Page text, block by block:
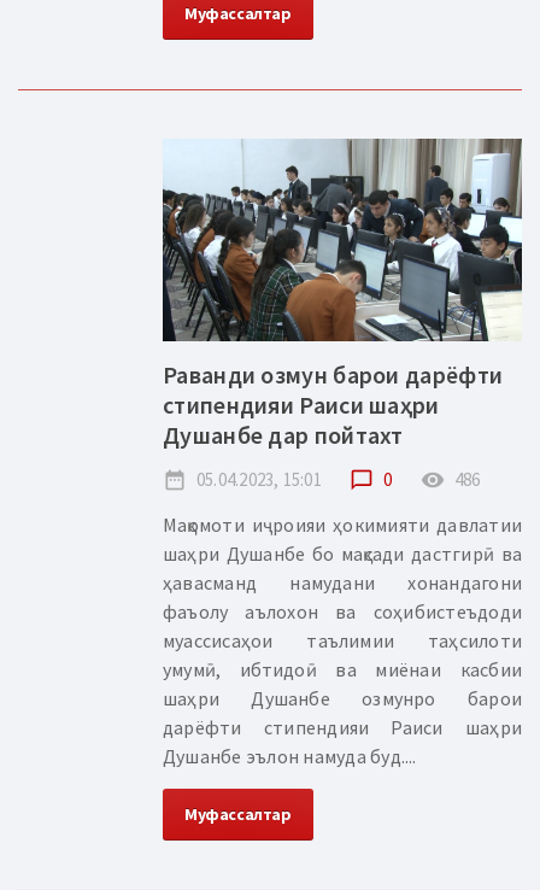
Муфассалтар
Раванди озмун барои дарёфти
стипендияи Раиси шаҳри
Душанбе дар пойтахт
date_range 05.04.2023, 15:01 chat_bubble_outline 0 remove_red_eye 486
Мақомоти иҷроияи ҳокимияти давлатии
шаҳри Душанбе бо мақсади дастгирӣ ва
ҳавасманд намудани хонандагони
фаъолу аълохон ва соҳибистеъдоди
муассисаҳои таълимии таҳсилоти
умумӣ, ибтидоӣ ва миёнаи касбии
шаҳри Душанбе озмунро барои
дарёфти стипендияи Раиси шаҳри
Душанбе эълон намуда буд....
Муфассалтар